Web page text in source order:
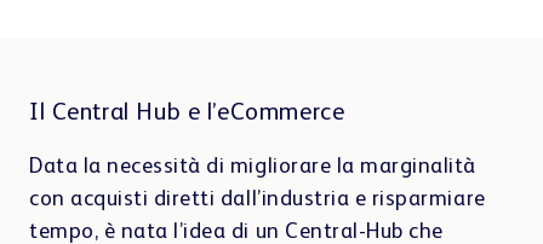
Il Central Hub e l’eCommerce
Data la necessità di migliorare la marginalità
con acquisti diretti dall’industria e risparmiare
tempo, è nata l’idea di un Central-Hub che